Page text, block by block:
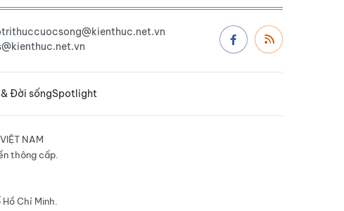
Đời sốngSpotlight
NAM
thông cấp.
Chí Minh.